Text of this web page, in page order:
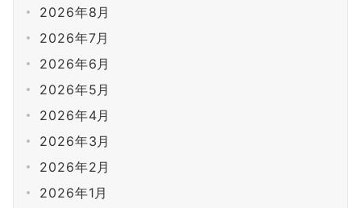
2026年8月
2026年7月
2026年6月
2026年5月
2026年4月
2026年3月
2026年2月
2026年1月